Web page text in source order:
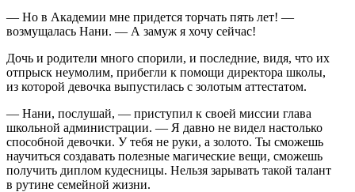
— Но в Академии мне придется торчать пять лет! —
возмущалась Нани. — А замуж я хочу сейчас!
Дочь и родители много спорили, и последние, видя, что их
отпрыск неумолим, прибегли к помощи директора школы,
из которой девочка выпустилась с золотым аттестатом.
— Нани, послушай, — приступил к своей миссии глава
школьной администрации. — Я давно не видел настолько
способной девочки. У тебя не руки, а золото. Ты сможешь
научиться создавать полезные магические вещи, сможешь
получить диплом кудесницы. Нельзя зарывать такой талант
в рутине семейной жизни.